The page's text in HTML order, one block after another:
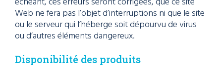
Web ne fera pas l’objet d’interruptions ni que le site
ou le serveur qui l’héberge soit dépourvu de virus
ou d’autres éléments dangereux.
Disponibilité des produits